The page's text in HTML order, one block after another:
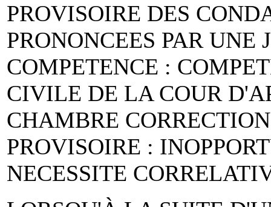
PROVISOIRE DES
PRONONCEES PAR
COMPETENCE :
CIVILE DE LA COUR
CHAMBRE
PROVISOIRE :
NECESSITE